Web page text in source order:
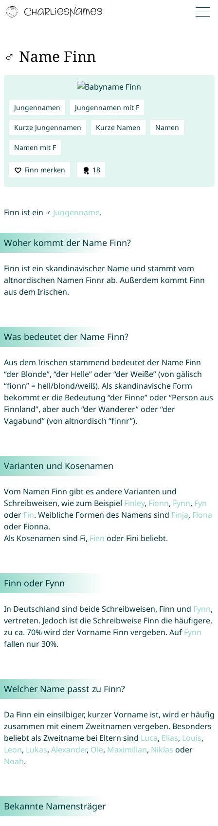
♂ Name Finn
Jungennamen Jungennamen mit F
Kurze Jungennamen Kurze Namen Namen
Namen mit F
Finn merken 18
Finn ist ein ♂ Jungenname.
Woher kommt der Name Finn?
Finn ist ein skandinavischer Name und stammt vom
altnordischen Namen Finnr ab. Außerdem kommt Finn
aus dem Irischen.
Was bedeutet der Name Finn?
Aus dem Irischen stammend bedeutet der Name Finn
“der Blonde”, “der Helle” oder “der Weiße” (von gälisch
“fionn” = hell/blond/weiß). Als skandinavische Form
bekommt er die Bedeutung “der Finne” oder “Person aus
Finnland”, aber auch “der Wanderer” oder “der
Vagabund” (von altnordisch “finnr”).
Varianten und Kosenamen
Vom Namen Finn gibt es andere Varianten und
Schreibweisen, wie zum Beispiel Finley, Fionn, Fynn, Fyn
oder Fin. Weibliche Formen des Namens sind Finja, Fiona
oder Fionna.
Als Kosenamen sind Fi, Fien oder Fini beliebt.
Finn oder Fynn
In Deutschland sind beide Schreibweisen, Finn und Fynn,
vertreten. Jedoch ist die Schreibweise Finn die häufigere,
zu ca. 70% wird der Vorname Finn vergeben. Auf Fynn
fallen nur 30%.
Welcher Name passt zu Finn?
Da Finn ein einsilbiger, kurzer Vorname ist, wird er häufig
zusammen mit einem Zweitnamen vergeben. Besonders
beliebt als Zweitname bei Eltern sind Luca, Elias, Louis,
Leon, Lukas, Alexander, Ole, Maximilian, Niklas oder
Noah.
Bekannte Namensträger